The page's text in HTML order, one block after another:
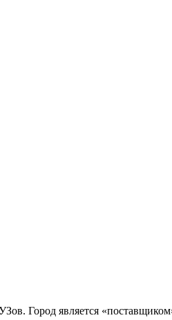
Город является